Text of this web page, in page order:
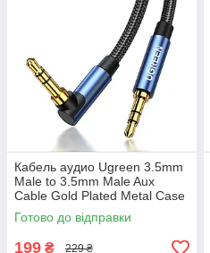
Кабель аудио Ugreen 3.5mm
Male to 3.5mm Male Aux
Cable Gold Plated Metal Case
with Braid 1м (синій) AV112
Готово до відправки
199 ₴ 229 ₴